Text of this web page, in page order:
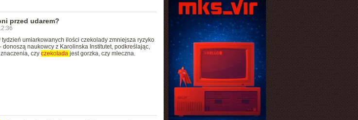
przed udarem?
umiarkowanych ilości czekolady zmniejsza ryzyko
donoszą naukowcy z Karolinska Institutet, podkreślając,
czy czekolada jest gorzka, czy mleczna.